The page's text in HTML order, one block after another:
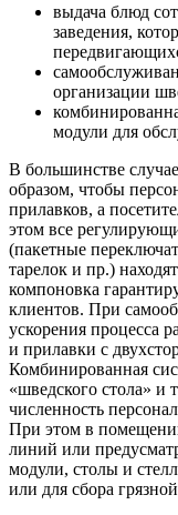
выдача блюд
заведения,
организации
модули для
В большинстве
образом, чтобы
прилавков, а
этом все
(пакетные
тарелок и пр.)
компоновка
клиентов. При
ускорения процесса
и прилавки с
Комбинированная
«шведского стола» и
численность
При этом в
линий или
модули, столы и
или для сбора